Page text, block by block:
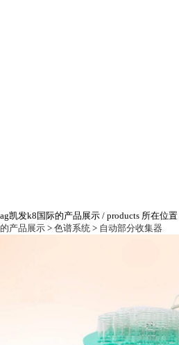
ag凯发k8国际的产品展示 / products 所在位置
的产品展示 > 色谱系统 > 自动部分收集器